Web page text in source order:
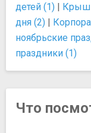
детей (1) |
дня (2) |
ноябрьские
праздники (1)
Что